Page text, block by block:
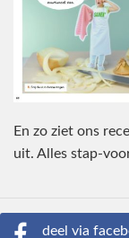
En zo ziet ons
uit. Alles stap-
deel via